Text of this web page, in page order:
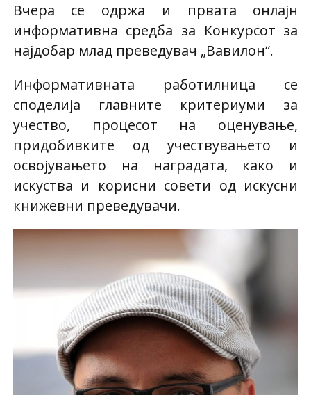
Вчера се одржа и првата онлајн
информативна средба за Конкурсот за
најдобар млад преведувач „Вавилон“.
Информативната работилница се
споделија главните критериуми за
учество, процесот на оценување,
придобивките од учествувањето и
освојувањето на наградата, како и
искуства и корисни совети од искусни
книжевни преведувачи.